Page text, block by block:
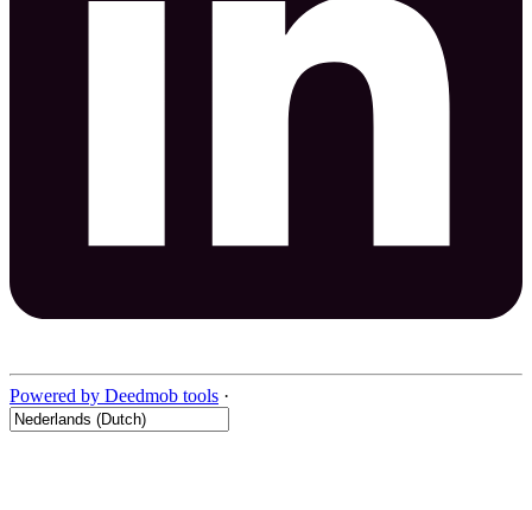
Powered by Deedmob tools ·